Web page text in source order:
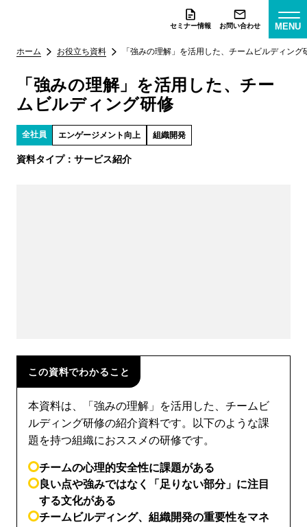
セミナー情報 お問い合わせ MENU
ホーム お役立ち資料 「強みの理解」を活用した、チームビルディング
「強みの理解」を活用した、チー
ムビルディング研修
全社員 エンゲージメント向上 組織開発
資料タイプ： サービス紹介
この資料でわかること
本資料は、「強みの理解」を活用した、チームビ
ルディング研修の紹介資料です。以下のような課
題を持つ組織におススメの研修です。
チームの心理的安全性に課題がある
良い点や強みではなく「足りない部分」に注目
する文化がある
チームビルディング、組織開発の重要性をマネ